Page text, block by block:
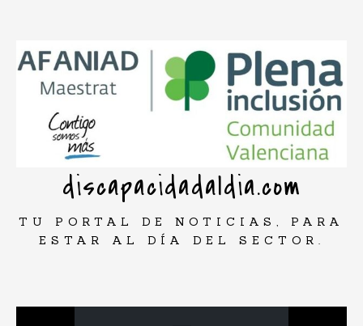
contenido
discapacidadaldia.com
TU PORTAL DE NOTICIAS, PARA
ESTAR AL DÍA DEL SECTOR.